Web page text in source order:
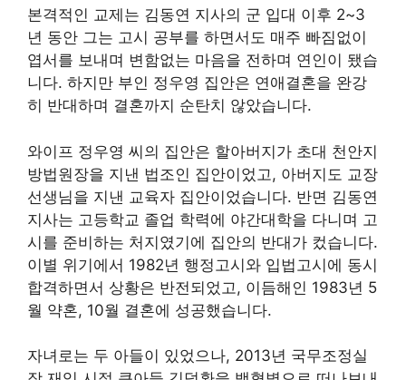
본격적인 교제는 김동연 지사의 군 입대 이후 2~3
년 동안 그는 고시 공부를 하면서도 매주 빠짐없이
엽서를 보내며 변함없는 마음을 전하며 연인이 됐습
니다. 하지만 부인 정우영 집안은 연애결혼을 완강
히 반대하며 결혼까지 순탄치 않았습니다.
와이프 정우영 씨의 집안은 할아버지가 초대 천안지
방법원장을 지낸 법조인 집안이었고, 아버지도 교장
선생님을 지낸 교육자 집안이었습니다. 반면 김동연
지사는 고등학교 졸업 학력에 야간대학을 다니며 고
시를 준비하는 처지였기에 집안의 반대가 컸습니다.
이별 위기에서 1982년 행정고시와 입법고시에 동시
합격하면서 상황은 반전되었고, 이듬해인 1983년 5
월 약혼, 10월 결혼에 성공했습니다.
자녀로는 두 아들이 있었으나, 2013년 국무조정실